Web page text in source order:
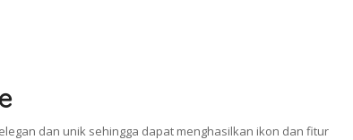
dan unik sehingga dapat menghasilkan ikon dan fitur